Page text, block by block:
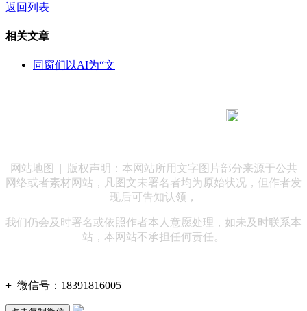
返回列表
相关文章
同窗们以AI为“文
网站地图
| 版权声明：本网站所用文字图片部分来源于公共
网络或者素材网站，凡图文未署名者均为原始状况，但作者发
现后可告知认领，
我们仍会及时署名或依照作者本人意愿处理，如未及时联系本
站，本网站不承担任何责任。
+ 微信号： 18391816005